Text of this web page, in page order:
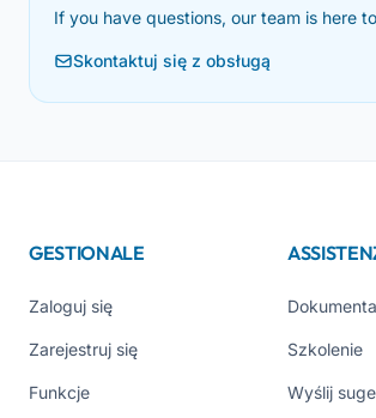
If you have questions, our team is here
Skontaktuj się z obsługą
GESTIONALE
Zaloguj się
Zarejestruj się
Funkcje
Szkolenie
Wyślij